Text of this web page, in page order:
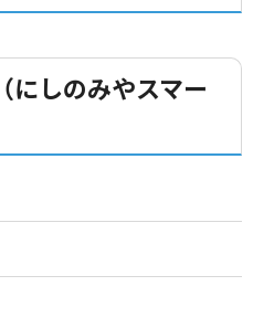
にしのみやスマー